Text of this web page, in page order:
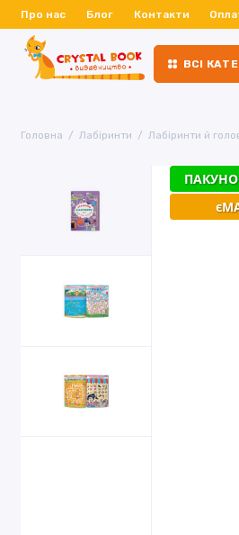
Про нас Блог Контакти
ВСІ
Головна Лабіринти Лабіринти й